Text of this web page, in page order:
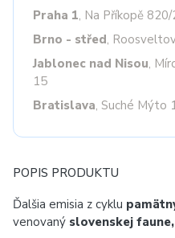
Praha 1, Na Příkopě
Brno - střed,
Jablonec nad Nisou,
15
Bratislava, Suché Mýto
POPIS PRODUKTU
Ďalšia emisia z cyklu
venovaný slovenskej faune,